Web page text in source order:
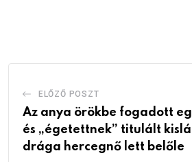
ELŐZŐ POSZT
Az anya örökbe fogadott
és „égetettnek” titulált
drága hercegnő lett belőle